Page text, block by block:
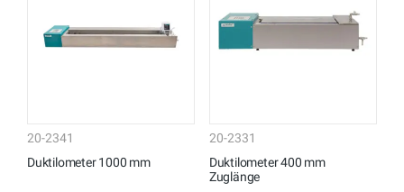
20-2341
Duktilometer 1000 mm
20-2331
Duktilometer 400 mm
Zuglänge